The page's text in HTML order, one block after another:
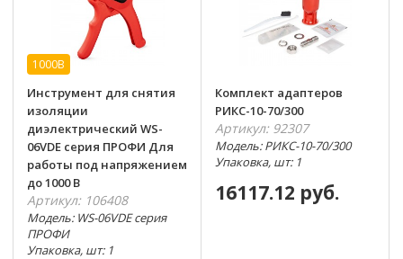
1000В
Инструмент для снятия
изоляции
диэлектрический WS-
06VDE серия ПРОФИ Для
работы под напряжением
до 1000 В
Артикул: 106408
Модель: WS-06VDE серия
ПРОФИ
Упаковка, шт: 1
Комплект адаптеров
РИКС-10-70/300
Артикул: 92307
Модель: РИКС-10-70/300
Упаковка, шт: 1
16117.12 руб.